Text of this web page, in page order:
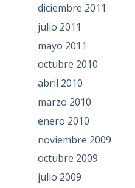
diciembre 2011
julio 2011
mayo 2011
octubre 2010
abril 2010
marzo 2010
enero 2010
noviembre 2009
octubre 2009
julio 2009